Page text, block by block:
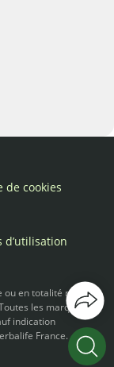
de cookies
d’utilisation
en totalité n’est
les marques
indication
France.